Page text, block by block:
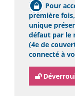
Pour
première
unique
défaut par le
(4e de
connecté à